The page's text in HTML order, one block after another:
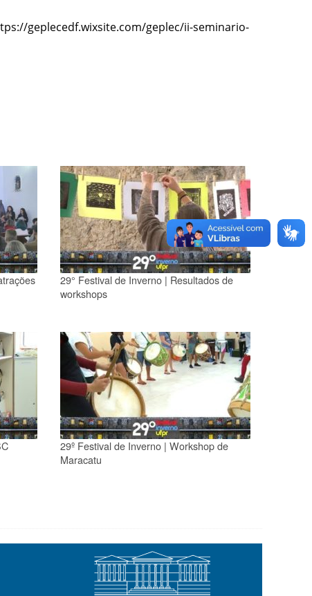
geplecedf.wixsite.com/geplec/ii-seminario-
29° Festival de Inverno | Resultados de
workshops
29º Festival de Inverno | Workshop de
Maracatu